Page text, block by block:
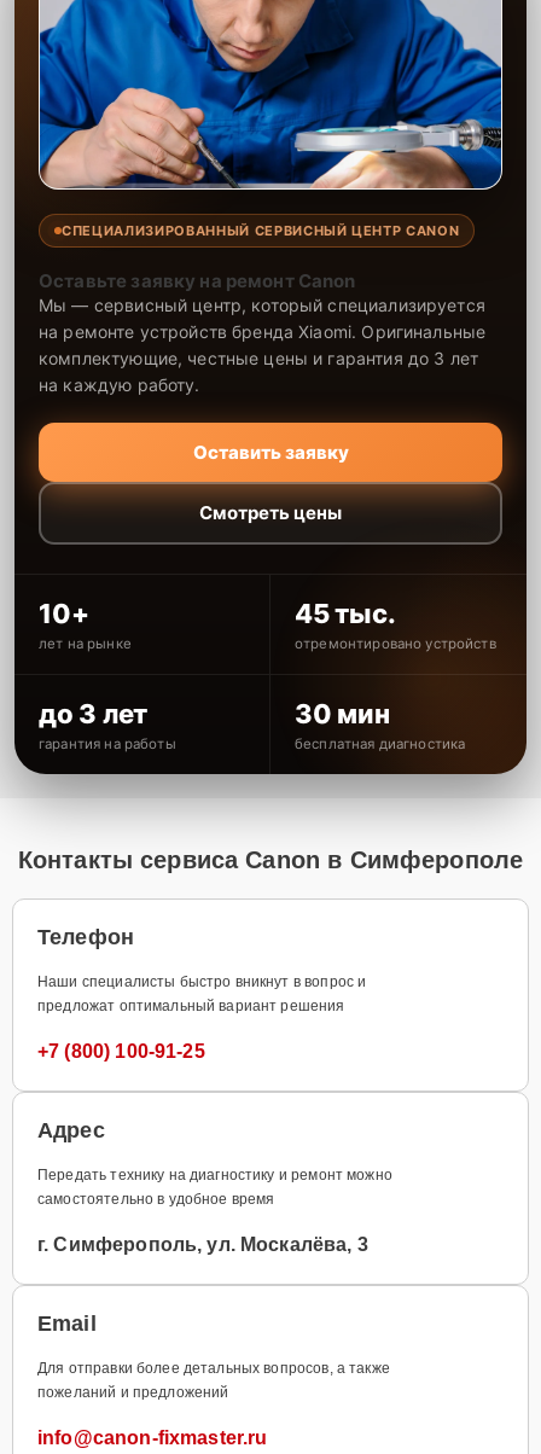
СПЕЦИАЛИЗИРОВАННЫЙ СЕРВИСНЫЙ ЦЕНТР CANON
Оставьте заявку на ремонт Canon
Мы — сервисный центр, который специализируется
на ремонте устройств бренда Xiaomi. Оригинальные
комплектующие, честные цены и гарантия до 3 лет
на каждую работу.
Оставить заявку
Смотреть цены
10+
лет на рынке
45 тыс.
отремонтировано устройств
до 3 лет
гарантия на работы
30 мин
бесплатная диагностика
Контакты сервиса Canon в Симферополе
Телефон
Наши специалисты быстро вникнут в вопрос и
предложат оптимальный вариант решения
+7 (800) 100-91-25
Адрес
Передать технику на диагностику и ремонт можно
самостоятельно в удобное время
г. Симферополь, ул. Москалёва, 3
Email
Для отправки более детальных вопросов, а также
пожеланий и предложений
info@canon-fixmaster.ru